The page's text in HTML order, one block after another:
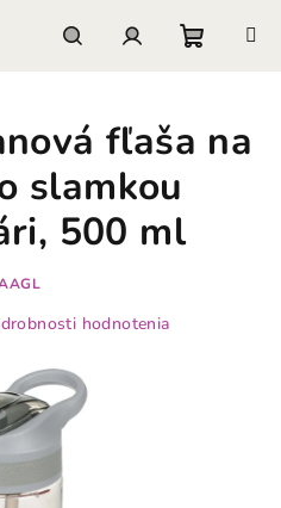
košík
fľaša na
slamkou
500 ml
hodnotenia